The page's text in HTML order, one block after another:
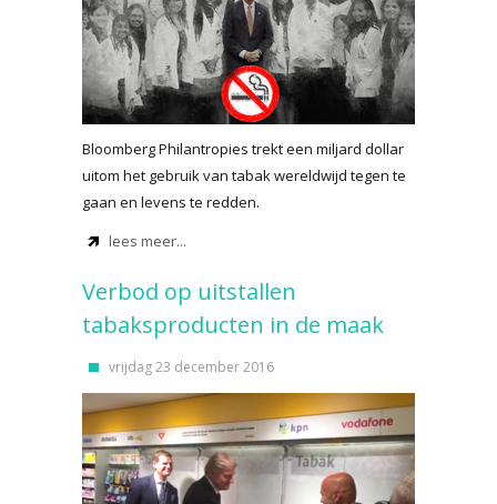
Bloomberg Philantropies trekt een miljard dollar
uitom het gebruik van tabak wereldwijd tegen te
gaan en levens te redden.
lees meer...
Verbod op uitstallen
tabaksproducten in de maak
vrijdag 23 december 2016